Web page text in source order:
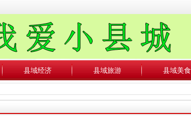
县域经济 县域旅游 县域美食